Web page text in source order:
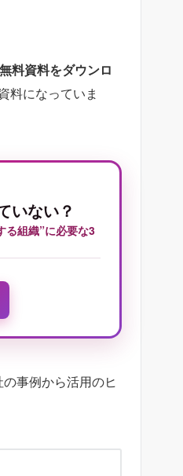
料資料をダウンロ
料になっていま
いない？
る組織”に必要な3
事例から活用のヒ